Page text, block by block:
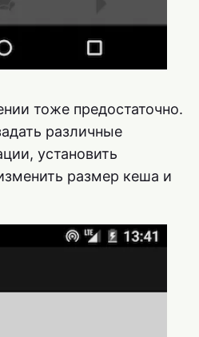
тоже предостаточно.
различные
установить
размер кеша и